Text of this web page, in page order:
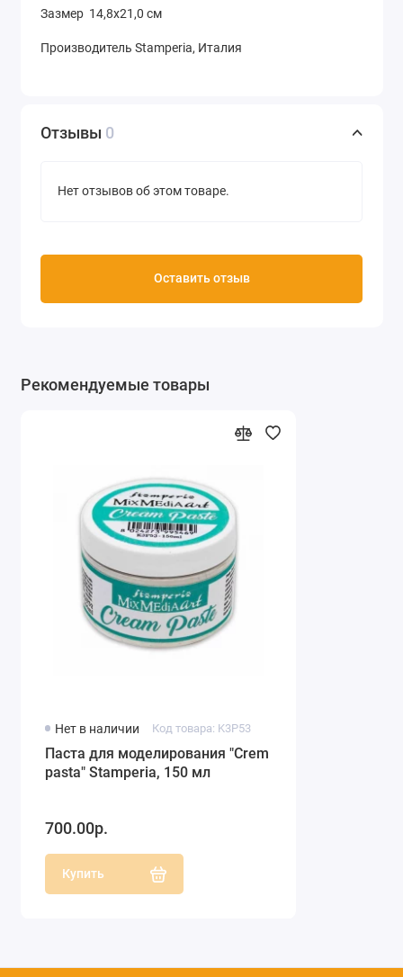
Зазмер 14,8х21,0 см
Производитель Stamperia, Италия
Отзывы 0
Нет отзывов об этом товаре.
Оставить отзыв
Рекомендуемые товары
Нет в наличии Код товара: K3P53
Паста для моделирования "Crеm
pasta" Stamperia, 150 мл
700.00р.
Купить